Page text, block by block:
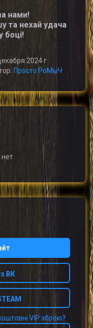
нами!
та нехай удача
боці!
2024 г
Просто РоМыЧ
ВК
VIP зброю?